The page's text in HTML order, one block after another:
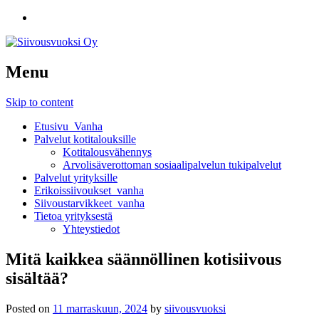
Menu
Skip to content
Etusivu_Vanha
Palvelut kotitalouksille
Kotitalousvähennys
Arvolisäverottoman sosiaalipalvelun tukipalvelut
Palvelut yrityksille
Erikoissiivoukset_vanha
Siivoustarvikkeet_vanha
Tietoa yrityksestä
Yhteystiedot
Mitä kaikkea säännöllinen kotisiivous
sisältää?
Posted on 11 marraskuun, 2024 by siivousvuoksi